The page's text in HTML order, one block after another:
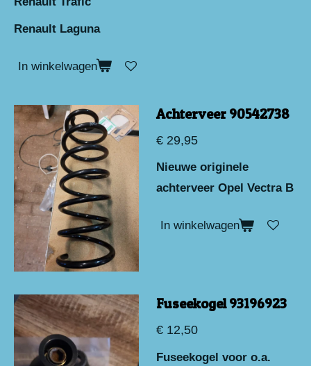
Renault Laguna
In winkelwagen
Achterveer 90542738
€ 29,95
Nieuwe originele
achterveer Opel Vectra B
In winkelwagen
Fuseekogel 93196923
€ 12,50
Fuseekogel voor o.a.